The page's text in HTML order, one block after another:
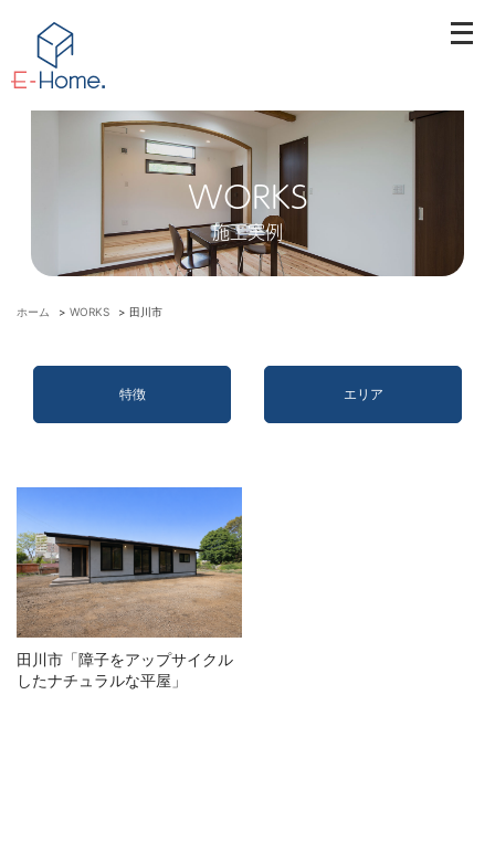
メ
ー
WORKS
施工実例
ホーム > WORKS > 田川市
特徴 エリア
田川市「障子をアップサイクル
したナチュラルな平屋」